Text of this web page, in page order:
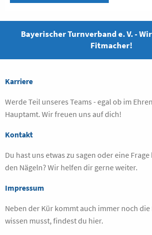
Bayerischer Turnverband e. V. -
Fitmacher!
Karriere
Werde Teil unseres Teams - egal ob im
Hauptamt. Wir freuen uns auf dich!
Kontakt
Du hast uns etwas zu sagen oder eine
den Nägeln? Wir helfen dir gerne weiter.
Impressum
Neben der Kür kommt auch immer noch die
wissen musst, findest du hier.